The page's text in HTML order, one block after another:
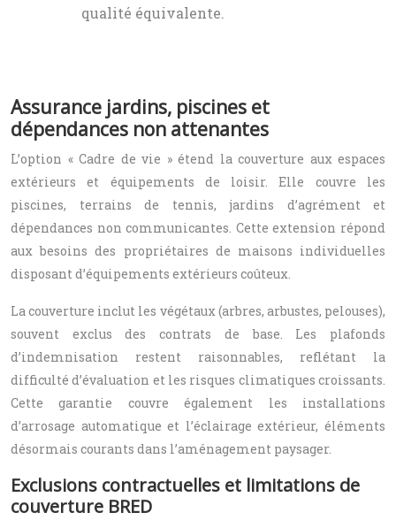
qualité équivalente.
Assurance jardins, piscines et
dépendances non attenantes
L’option « Cadre de vie » étend la couverture aux espaces
extérieurs et équipements de loisir. Elle couvre les
piscines, terrains de tennis, jardins d’agrément et
dépendances non communicantes. Cette extension répond
aux besoins des propriétaires de maisons individuelles
disposant d’équipements extérieurs coûteux.
La couverture inclut les végétaux (arbres, arbustes, pelouses),
souvent exclus des contrats de base. Les plafonds
d’indemnisation restent raisonnables, reflétant la
difficulté d’évaluation et les risques climatiques croissants.
Cette garantie couvre également les installations
d’arrosage automatique et l’éclairage extérieur, éléments
désormais courants dans l’aménagement paysager.
Exclusions contractuelles et limitations de
couverture BRED